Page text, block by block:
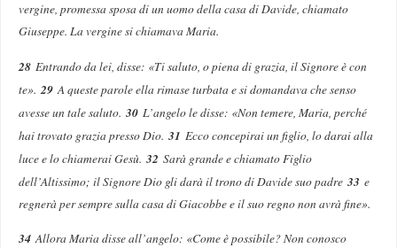
vergine, promessa sposa di un uomo della casa di Davide, chiamato
Giuseppe. La vergine si chiamava Maria.
28 Entrando da lei, disse: «Ti saluto, o piena di grazia, il Signore è con
te».29 A queste parole ella rimase turbata e si domandava che senso
avesse un tale saluto.30 L’angelo le disse: «Non temere, Maria, perché
hai trovato grazia presso Dio.31 Ecco concepirai un figlio, lo darai alla
luce e lo chiamerai Gesù.32 Sarà grande e chiamato Figlio
dell’Altissimo; il Signore Dio gli darà il trono di Davide suo padre33 e
regnerà per sempre sulla casa di Giacobbe e il suo regno non avrà fine».
34 Allora Maria disse all’angelo: «Come è possibile? Non conosco